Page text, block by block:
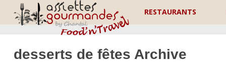
RESTAURANTS
desserts de fêtes Archive